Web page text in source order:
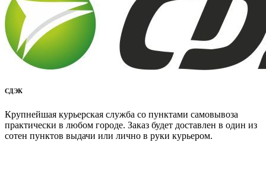
СДЭК
Крупнейшая курьерская служба со пунктами самовывоза
практически в любом городе. Заказ будет доставлен в один из
сотен пунктов выдачи или лично в руки курьером.